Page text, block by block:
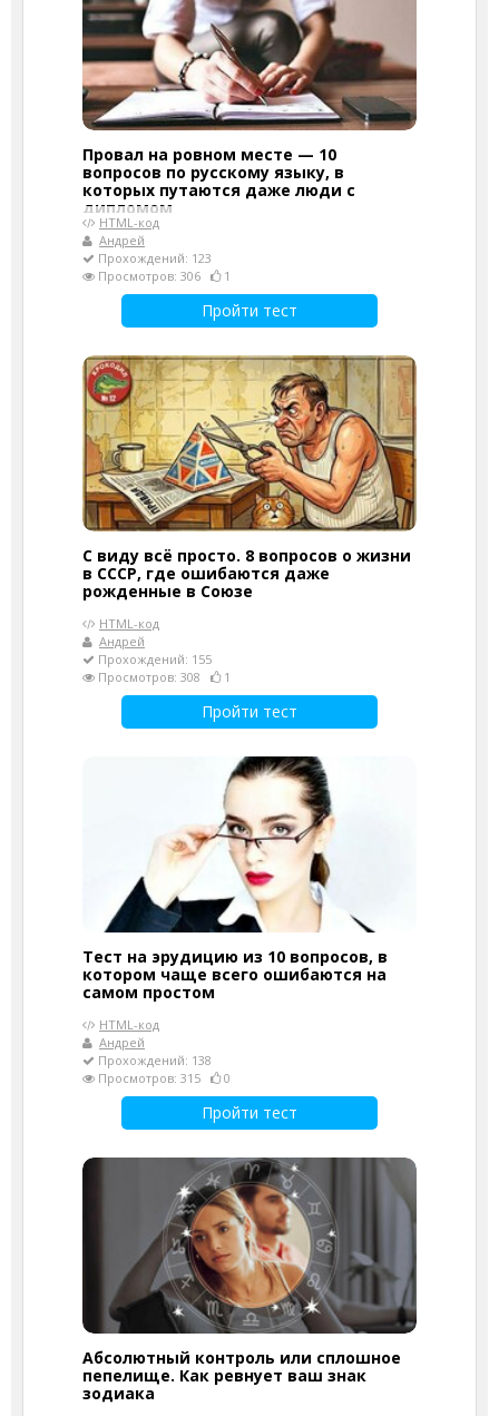
Провал на ровном месте — 10
вопросов по русскому языку, в
которых путаются даже люди с
дипломом
HTML-код
Андрей
Прохождений: 123
Просмотров: 306
1
Пройти тест
С виду всё просто. 8 вопросов о жизни
в СССР, где ошибаются даже
рожденные в Союзе
HTML-код
Андрей
Прохождений: 155
Просмотров: 308
1
Пройти тест
Тест на эрудицию из 10 вопросов, в
котором чаще всего ошибаются на
самом простом
HTML-код
Андрей
Прохождений: 138
Просмотров: 315
0
Пройти тест
Абсолютный контроль или сплошное
пепелище. Как ревнует ваш знак
зодиака